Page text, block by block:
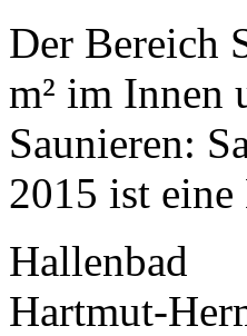
Der Bereich
m² im Innen
Saunieren:
2015 ist
Hallenbad
Hartmut-